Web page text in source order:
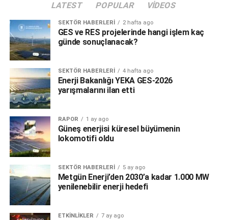
LATEST POPULAR VIDEOS
SEKTÖR HABERLERI 2 hafta ago
GES ve RES projelerinde hangi işlem kaç
günde sonuçlanacak?
SEKTÖR HABERLERI 4 hafta ago
Enerji Bakanlığı YEKA GES-2026
yarışmalarını ilan etti
RAPOR 1 ay ago
Güneş enerjisi küresel büyümenin
lokomotifi oldu
SEKTÖR HABERLERI 5 ay ago
Metgün Enerji’den 2030’a kadar 1.000 MW
yenilenebilir enerji hedefi
ETKINLIKLER 7 ay ago